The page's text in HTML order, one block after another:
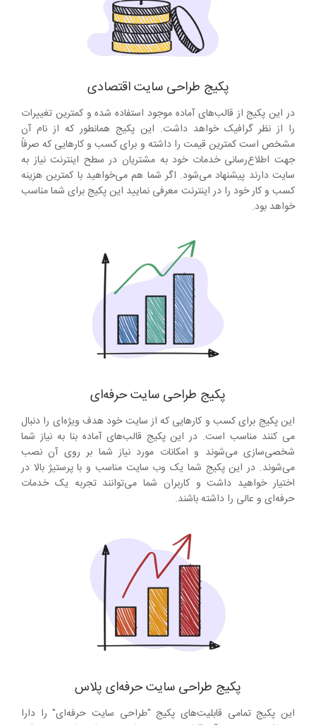
پکیج طراحی سایت اقتصادی
در این پکیج از قالب‌های آماده موجود استفاده شده و کمترین تغییرات
را از نظر گرافیک خواهد داشت. این پکیج همانطور که از نام آن
مشخص است کمترین قیمت را داشته و برای کسب و کارهایی که صرفاً
جهت اطلاع‌رسانی خدمات خود به مشتریان در سطح اینترنت نیاز به
سایت دارند پیشنهاد می‌شود. اگر شما هم می‌خواهید با کمترین هزینه
کسب و کار خود را در اینترنت معرفی نمایید این پکیج برای شما مناسب
خواهد بود.
پکیج طراحی سایت حرفه‌ای
این پکیج برای کسب و کارهایی که از سایت خود هدف ویژه‌ای را دنبال
می کنند مناسب است. در این پکیج قالب‌های آماده بنا به نیاز شما
شخصی‌سازی می‌شوند و امکانات مورد نیاز شما بر روی آن نصب
می‌شوند. در این پکیج شما یک وب سایت مناسب و با پرستیژ بالا در
اختیار خواهید داشت و کاربران شما می‌توانند تجربه یک خدمات
حرفه‌ای و عالی را داشته باشند.
پکیج طراحی سایت حرفه‌ای پلاس
این پکیج تمامی قابلیت‌های پکیج "طراحی سایت حرفه‌ای" را دارا